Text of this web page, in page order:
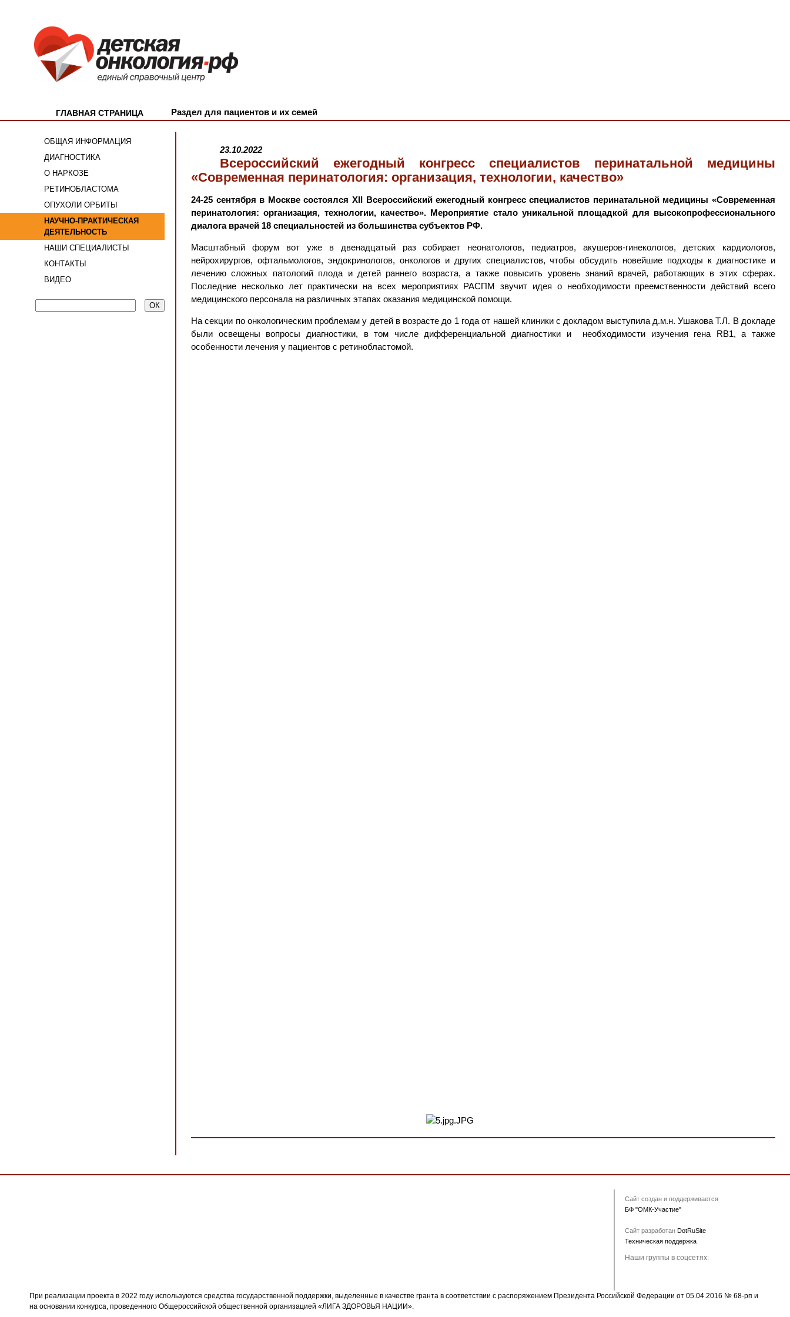
ГЛАВНАЯ СТРАНИЦА Раздел для пациентов и их семей
23.10.2022
Всероссийский ежегодный конгресс специалистов перинатальной медицины
«Современная перинатология: организация, технологии, качество»
24-25 сентября в Москве состоялся XII Всероссийский ежегодный конгресс специалистов перинатальной медицины «Современная
перинатология: организация, технологии, качество». Мероприятие стало уникальной площадкой для высокопрофессионального
диалога врачей 18 специальностей из большинства субъектов РФ.
Масштабный форум вот уже в двенадцатый раз собирает неонатологов, педиатров, акушеров-гинекологов, детских кардиологов,
нейрохирургов, офтальмологов, эндокринологов, онкологов и других специалистов, чтобы обсудить новейшие подходы к диагностике и
лечению сложных патологий плода и детей раннего возраста, а также повысить уровень знаний врачей, работающих в этих сферах.
Последние несколько лет практически на всех мероприятиях РАСПМ звучит идея о необходимости преемственности действий всего
медицинского персонала на различных этапах оказания медицинской помощи.
На секции по онкологическим проблемам у детей в возрасте до 1 года от нашей клиники с докладом выступила д.м.н. Ушакова Т.Л. В докладе
были освещены вопросы диагностики, в том числе дифференциальной диагностики и необходимости изучения гена RB1, а также
особенности лечения у пациентов с ретинобластомой.
ОБЩАЯ ИНФОРМАЦИЯ
ДИАГНОСТИКА
О НАРКОЗЕ
РЕТИНОБЛАСТОМА
ОПУХОЛИ ОРБИТЫ
НАУЧНО-ПРАКТИЧЕСКАЯ
ДЕЯТЕЛЬНОСТЬ
НАШИ СПЕЦИАЛИСТЫ
КОНТАКТЫ
ВИДЕО
Сайт создан и поддерживается
БФ "ОМК-Участие"
Сайт разработан DotRuSite
Техническая поддержка
Наши группы в соцсетях:
При реализации проекта в 2022 году используются средства государственной поддержки, выделенные в качестве гранта в соответствии с распоряжением Президента Российской Федерации от 05.04.2016 № 68-рп и
на основании конкурса, проведенного Общероссийской общественной организацией «ЛИГА ЗДОРОВЬЯ НАЦИИ».